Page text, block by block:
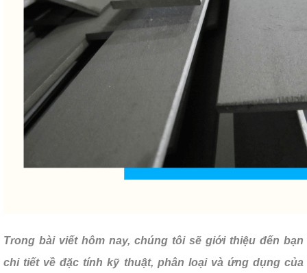
Trong bài viết hôm nay, chúng tôi sẽ giới thiệu đến bạn
chi tiết về đặc tính kỹ thuật, phân loại và ứng dụng của